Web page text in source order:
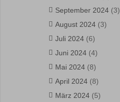
September 2024 (3)
August 2024 (3)
Juli 2024 (6)
Juni 2024 (4)
Mai 2024 (8)
April 2024 (8)
März 2024 (5)